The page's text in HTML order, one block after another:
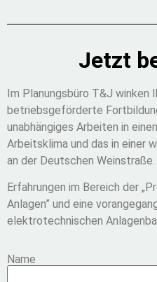
Jetzt
Im Planungsbüro T&J winken
betriebsgeförderte
unabhängiges Arbeiten in
Arbeitsklima und das in einer
an der Deutschen Weinstraße.
Erfahrungen im Bereich der
Anlagen” und eine
elektrotechnischen
Name